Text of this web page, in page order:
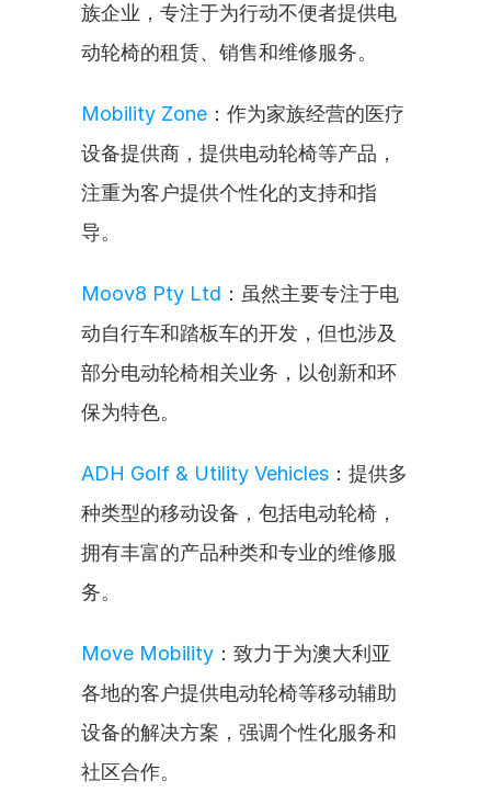
族企业，专注于为行动不便者提供电
动轮椅的租赁、销售和维修服务。
Mobility Zone ：作为家族经营的医疗
设备提供商，提供电动轮椅等产品，
注重为客户提供个性化的支持和指
导。
Moov8 Pty Ltd ：虽然主要专注于电
动自行车和踏板车的开发，但也涉及
部分电动轮椅相关业务，以创新和环
保为特色。
ADH Golf & Utility Vehicles ：提供多
种类型的移动设备，包括电动轮椅，
拥有丰富的产品种类和专业的维修服
务。
Move Mobility ：致力于为澳大利亚
各地的客户提供电动轮椅等移动辅助
设备的解决方案，强调个性化服务和
社区合作。